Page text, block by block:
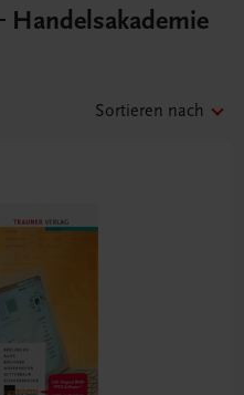
Handelsakademie
Sortieren nach